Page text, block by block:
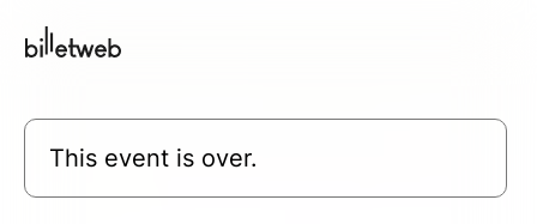
This event is over.